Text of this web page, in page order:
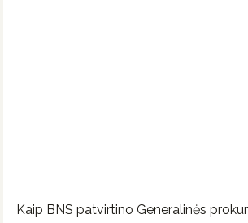
Kaip BNS patvirtino Generalinės